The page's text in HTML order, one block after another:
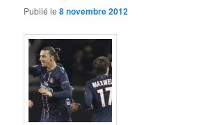
Publié le8 novembre 2012